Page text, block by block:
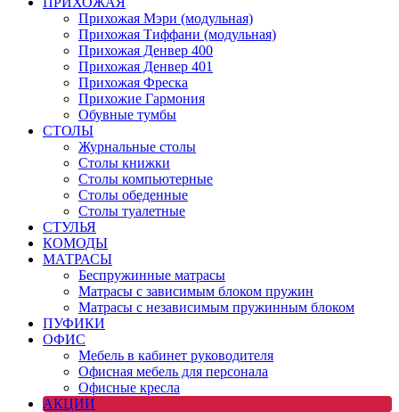
Прихожая Мэри (модульная)
Прихожая Тиффани (модульная)
Прихожая Денвер 400
Прихожая Денвер 401
Прихожая Фреска
Прихожие Гармония
Обувные тумбы
СТОЛЫ
Журнальные столы
Столы книжки
Столы компьютерные
Столы обеденные
Столы туалетные
СТУЛЬЯ
КОМОДЫ
МАТРАСЫ
Беспружинные матрасы
Матрасы с зависимым блоком пружин
Матрасы с независимым пружинным блоком
ПУФИКИ
ОФИС
Мебель в кабинет руководителя
Офисная мебель для персонала
Офисные кресла
АКЦИИ